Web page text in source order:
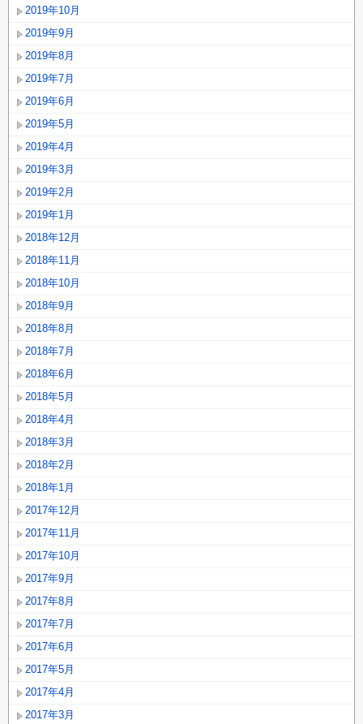
2019年10月
2019年9月
2019年8月
2019年7月
2019年6月
2019年5月
2019年4月
2019年3月
2019年2月
2019年1月
2018年12月
2018年11月
2018年10月
2018年9月
2018年8月
2018年7月
2018年6月
2018年5月
2018年4月
2018年3月
2018年2月
2018年1月
2017年12月
2017年11月
2017年10月
2017年9月
2017年8月
2017年7月
2017年6月
2017年5月
2017年4月
2017年3月